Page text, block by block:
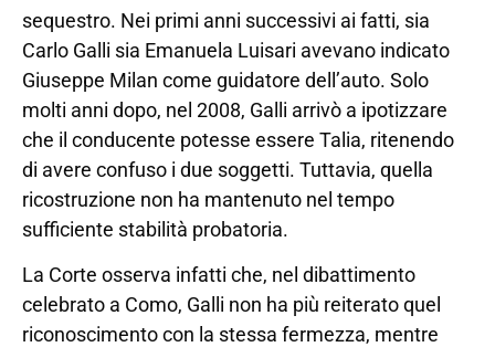
sequestro. Nei primi anni successivi ai fatti, sia
Carlo Galli sia Emanuela Luisari avevano indicato
Giuseppe Milan come guidatore dell’auto. Solo
molti anni dopo, nel 2008, Galli arrivò a ipotizzare
che il conducente potesse essere Talia, ritenendo
di avere confuso i due soggetti. Tuttavia, quella
ricostruzione non ha mantenuto nel tempo
sufficiente stabilità probatoria.
La Corte osserva infatti che, nel dibattimento
celebrato a Como, Galli non ha più reiterato quel
riconoscimento con la stessa fermezza, mentre